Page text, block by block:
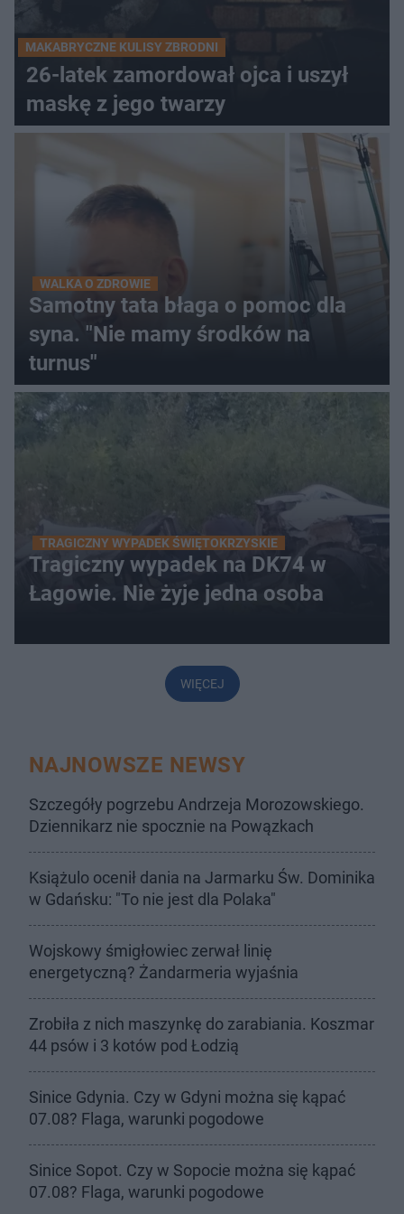
MAKABRYCZNE KULISY ZBRODNI
26-latek zamordował ojca i uszył
maskę z jego twarzy
WALKA O ZDROWIE
Samotny tata błaga o pomoc dla
syna. "Nie mamy środków na
turnus"
TRAGICZNY WYPADEK ŚWIĘTOKRZYSKIE
Tragiczny wypadek na DK74 w
Łagowie. Nie żyje jedna osoba
WIĘCEJ
NAJNOWSZE NEWSY
Szczegóły pogrzebu Andrzeja Morozowskiego.
Dziennikarz nie spocznie na Powązkach
Książulo ocenił dania na Jarmarku Św. Dominika
w Gdańsku: "To nie jest dla Polaka"
Wojskowy śmigłowiec zerwał linię
energetyczną? Żandarmeria wyjaśnia
Zrobiła z nich maszynkę do zarabiania. Koszmar
44 psów i 3 kotów pod Łodzią
Sinice Gdynia. Czy w Gdyni można się kąpać
07.08? Flaga, warunki pogodowe
Sinice Sopot. Czy w Sopocie można się kąpać
07.08? Flaga, warunki pogodowe